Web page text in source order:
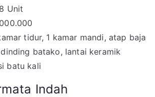
Unit
tidur, 1 kamar mandi, atap baja
batako, lantai keramik
batu kali
Indah